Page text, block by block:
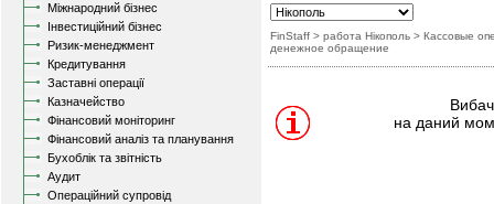
Міжнародний бізнес
Інвестиційний бізнес
Ризик-менеджмент
Кредитування
Заставні операції
Казначейство
Фінансовий моніторинг
Фінансовий аналіз та планування
Бухоблік та звітність
Аудит
Операційний супровід
FinStaff > работа Нікополь > Кассовые
денежное обращение
на даний